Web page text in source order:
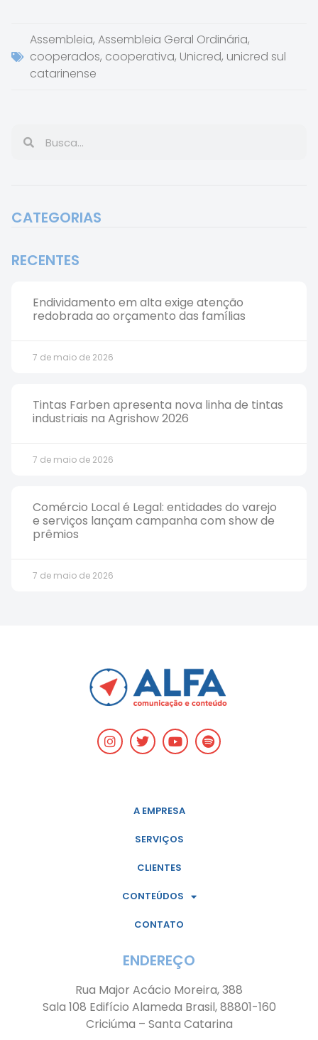
Assembleia, Assembleia Geral Ordinária,
cooperados, cooperativa, Unicred, unicred sul
catarinense
CATEGORIAS
RECENTES
Endividamento em alta exige atenção
redobrada ao orçamento das famílias
7 de maio de 2026
Tintas Farben apresenta nova linha de tintas
industriais na Agrishow 2026
7 de maio de 2026
Comércio Local é Legal: entidades do varejo
e serviços lançam campanha com show de
prêmios
7 de maio de 2026
A EMPRESA
SERVIÇOS
CLIENTES
CONTEÚDOS
CONTATO
ENDEREÇO
Rua Major Acácio Moreira, 388
Sala 108 Edifício Alameda Brasil, 88801-160
Criciúma – Santa Catarina